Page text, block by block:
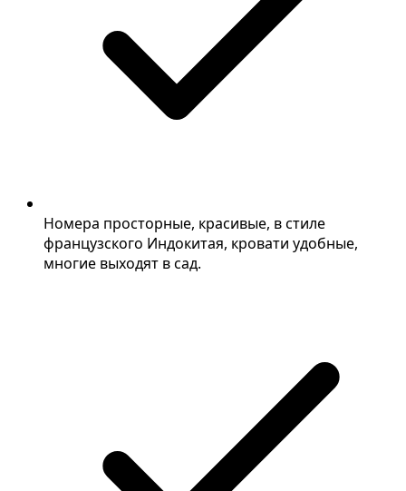
Номера просторные, красивые, в стиле
французского Индокитая, кровати удобные,
многие выходят в сад.